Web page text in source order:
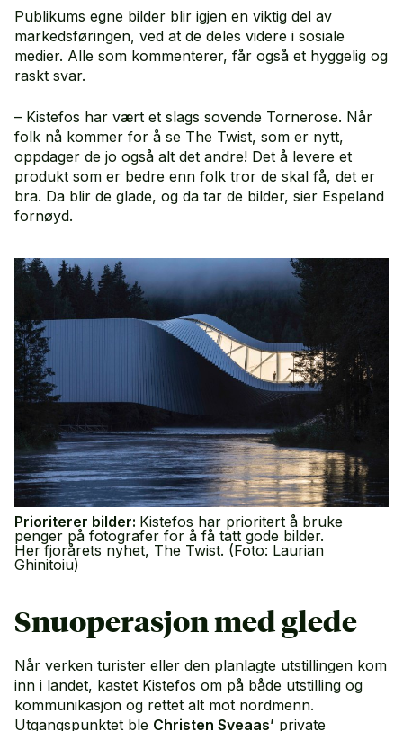
Publikums egne bilder blir igjen en viktig del av
markedsføringen, ved at de deles videre i sosiale
medier. Alle som kommenterer, får også et hyggelig og
raskt svar.
– Kistefos har vært et slags sovende Tornerose. Når
folk nå kommer for å se The Twist, som er nytt,
oppdager de jo også alt det andre! Det å levere et
produkt som er bedre enn folk tror de skal få, det er
bra. Da blir de glade, og da tar de bilder, sier Espeland
fornøyd.
Prioriterer bilder: Kistefos har prioritert å bruke
penger på fotografer for å få tatt gode bilder.
Her fjorårets nyhet, The Twist. (Foto: Laurian
Ghinitoiu)
Snuoperasjon med glede
Når verken turister eller den planlagte utstillingen kom
inn i landet, kastet Kistefos om på både utstilling og
kommunikasjon og rettet alt mot nordmenn.
Utgangspunktet ble Christen Sveaas’ private